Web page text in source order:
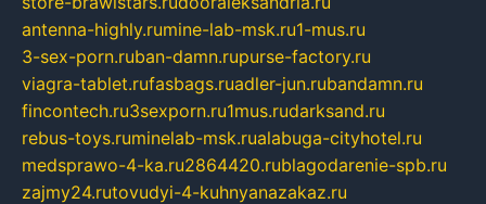
antenna-highly.rumine-lab-msk.ru1-mus.ru
3-sex-porn.ruban-damn.rupurse-factory.ru
viagra-tablet.rufasbags.ruadler-jun.rubandamn.ru
fincontech.ru3sexporn.ru1mus.rudarksand.ru
rebus-toys.ruminelab-msk.rualabuga-cityhotel.ru
medsprawo-4-ka.ru2864420.rublagodarenie-spb.ru
zajmy24.rutovudyi-4-kuhnyanazakaz.ru